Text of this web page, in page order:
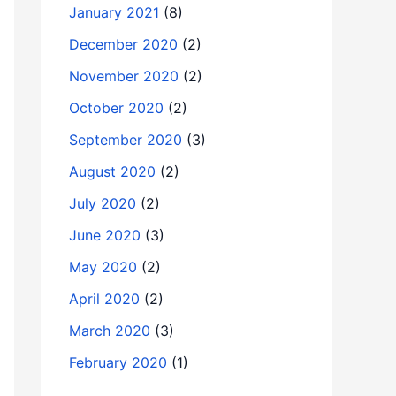
January 2021 (8)
December 2020 (2)
November 2020 (2)
October 2020 (2)
September 2020 (3)
August 2020 (2)
July 2020 (2)
June 2020 (3)
May 2020 (2)
April 2020 (2)
March 2020 (3)
February 2020 (1)